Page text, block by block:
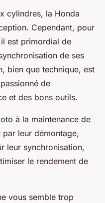
cylindres, la Honda
Cependant, pour
est primordial de
de ses
bien que technique, est
de
et des bons outils.
à la maintenance de
leur démontage,
leur synchronisation,
le rendement de
vous semble trop